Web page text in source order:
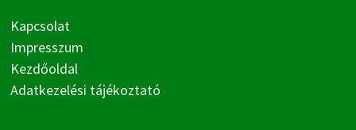
Kapcsolat
Impresszum
Kezdőoldal
Adatkezelési tájékoztató